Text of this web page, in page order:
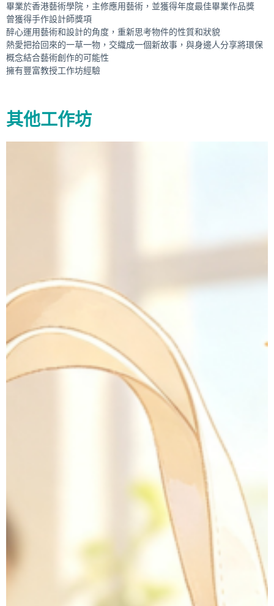
畢業於香港藝術學院，主修應用藝術，並獲得年度最佳畢業作品獎
曾獲得手作設計師獎項
醉心運用藝術和設計的角度，重新思考物件的性質和狀貌
熱愛把拾回來的一草一物，交織成一個新故事，與身邊人分享將環保
概念結合藝術創作的可能性
擁有豐富教授工作坊經驗
其他工作坊